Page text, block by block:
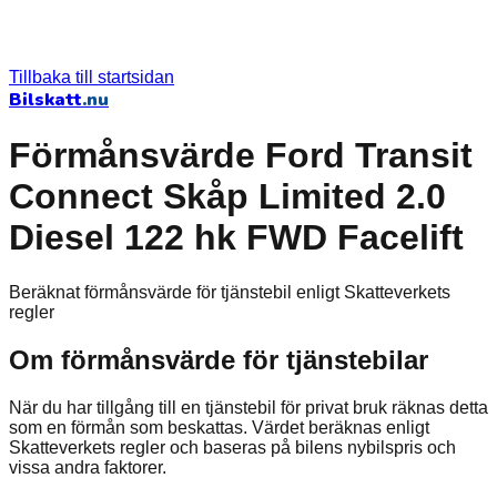
Tillbaka till startsidan
Bilskatt.nu
Förmånsvärde Ford Transit
Connect Skåp Limited 2.0
Diesel 122 hk FWD Facelift
Beräknat förmånsvärde för tjänstebil enligt Skatteverkets
regler
Om förmånsvärde för tjänstebilar
När du har tillgång till en tjänstebil för privat bruk räknas detta
som en förmån som beskattas. Värdet beräknas enligt
Skatteverkets regler och baseras på bilens nybilspris och
vissa andra faktorer.